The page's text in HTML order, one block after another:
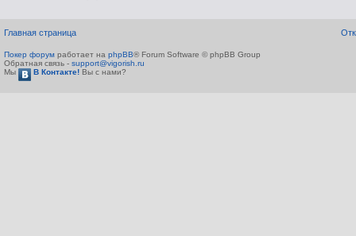
Главная страница
Покер форум работает на phpBB® Forum Software © phpBB Group
Обратная связь - support@vigorish.ru
Мы
В Контакте! Вы с нами?